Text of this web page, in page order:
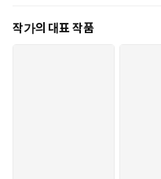
작가의 대표 작품